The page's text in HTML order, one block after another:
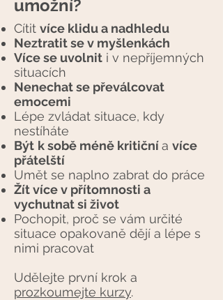
umožní?
Cítit více klidu a nadhledu
Neztratit se v myšlenkách
Více se uvolnit i v nepříjemných
situacích
Nenechat se převálcovat
emocemi
Lépe zvládat situace, kdy
nestíháte
Být k sobě méně kritičnía více
přátelští
Umět se naplno zabrat do práce
Žít více v přítomnosti a
vychutnat si život
Pochopit, proč se vám určité
situace opakovaně dějí a lépe s
nimi pracovat
Udělejte první krok a
prozkoumejte kurzy.